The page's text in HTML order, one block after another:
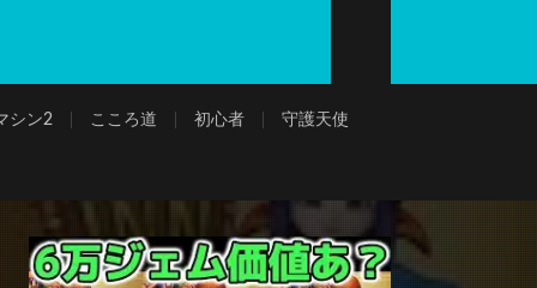
シン2 こころ道 初心者 守護天使